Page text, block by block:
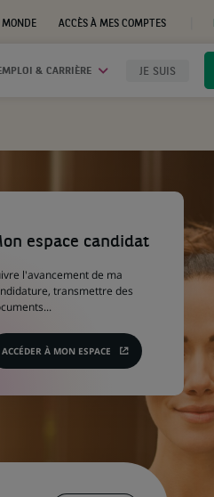
MONDE
ACCÈS À MES COMPTES
DANS
UN
& CARRIÈRE JE SUIS
espace candidat
l'avancement de ma
transmettre des
ACCÉDER À MON ESPACE